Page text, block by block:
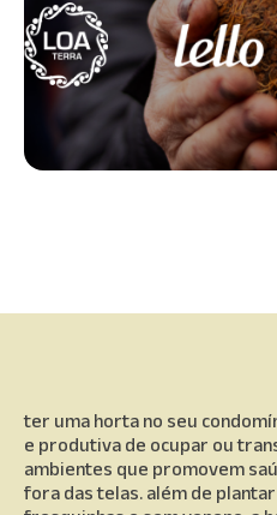
ter uma horta no seu
e produtiva de ocupar ou
ambientes que promovem
fora das telas. além de